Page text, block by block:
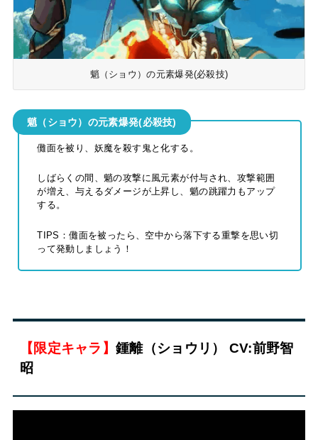
魈（ショウ）の元素爆発(必殺技)
魈（ショウ）の元素爆発(必殺技)
儺面を被り、妖魔を殺す鬼と化する。
しばらくの間、魈の攻撃に風元素が付与され、攻撃範囲
が増え、与えるダメージが上昇し、魈の跳躍力もアップ
する。
TIPS：儺面を被ったら、空中から落下する重撃を思い切
って発動しましょう！
【限定キャラ】鍾離（ショウリ） CV:前野智
昭